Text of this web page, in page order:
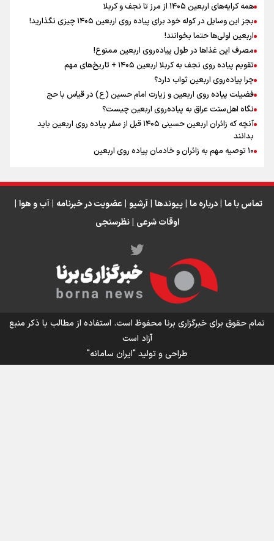
نگاه تمدنی رهبر شهید به فضای مجازی
اینفو برنا / جدول کامل فاصله مرز شلمچه تا شهرهای زیارتی
عراق
اینفو برنا/ میزان مالیات بر ارزش افزوده چقدر است؟
همه کرایه‌های اربعین ۱۴۰۵ از مرز تا نجف و کربلا
بجز این وسایل در کوله خود برای پیاده روی اربعین ۱۴۰۵ چیزی نگذارید!
اربعین اولی‌ها حتما بخوانند!
مصرف این غذاها در طول پیاده‌روی اربعین ممنوع!
تقویم پیاده روی نجف به کربلا اربعین ۱۴۰۵ + تاریخ‌های مهم
چرا پیاده‌روی اربعین ثواب دارد؟
فضیلت پیاده روی اربعین و زیارت امام حسین (ع) در قیاس با حج
نگاه اهل‌سنت عراق به پیاده‌روی اربعین چیست؟
آنچه که زائران اربعین حسینی ۱۴۰۵ قبل از سفر پیاده روی اربعین باید
بدانند
۱۰ توصیه مهم به زائران و خادمان پیاده روی اربعین
تماس با ما | درباره ما | پیوندها | آرشیو | عضویت در خبرنامه | آب و هوا |
اوقات شرعی | نظرسنجی
تمام حقوق برای خبرگزاری برنا محفوظ است. استفاده از مطالب با ذکر منبع
آزاد است
طراحی و تولید"ایران سامانه"